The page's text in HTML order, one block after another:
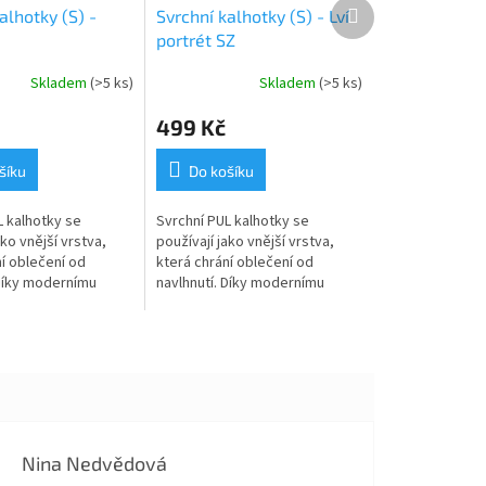
(S) -
Skladem(>5 ks)
kalhotky se
vnější vrstva,
oblečení od
modernímu
Svrchní kalhotky (S) - Lví
portrét SZ
Skladem (>5 ks)
499 Kč
Do košíku
Svrchní PUL kalhotky se
používají jako vnější vrstva,
která chrání oblečení od
navlhnutí. Díky modernímu
produkt
Nina Nedvědová